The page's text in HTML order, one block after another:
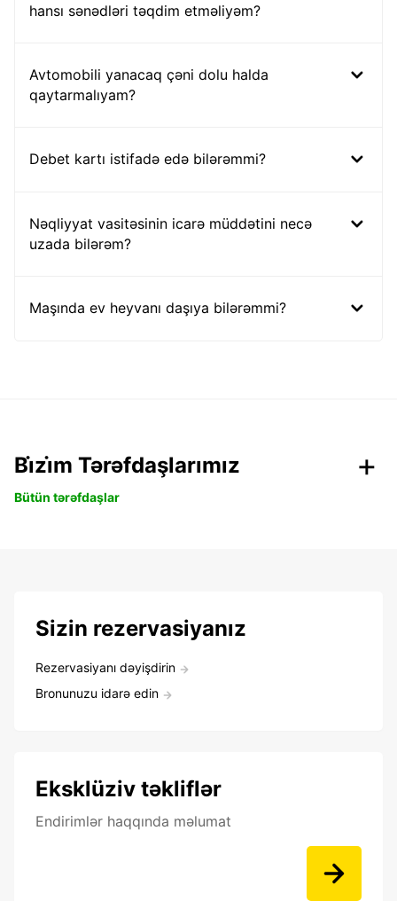
hansı sənədləri təqdim etməliyəm?
Avtomobili yanacaq çəni dolu halda
qaytarmalıyam?
Debet kartı istifadə edə bilərəmmi?
Nəqliyyat vasitəsinin icarə müddətini necə
uzada bilərəm?
Maşında ev heyvanı daşıya bilərəmmi?
Bi̇zi̇m Tərəfdaşlarımız
Bütün tərəfdaşlar
Sizin rezervasiyanız
Rezervasiyanı dəyişdirin
Bronunuzu idarə edin
Eksklüziv təkliflər
Endirimlər haqqında məlumat